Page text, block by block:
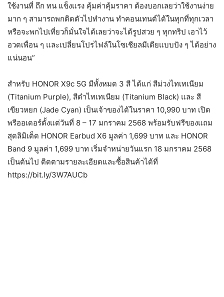
ใช้งานที่ ถึก ทน แข็งแรง คุ้มค่าคุ้มราคา ต้องบอกเลยว่าใช้งานง่าย
มาก ๆ สามารถพกติดตัวไปทำงาน ทำคอนเทนต์ได้ในทุกที่ทุกเวลา
หรือจะพกไปเที่ยวก็มั่นใจได้เลยว่าจะได้รูปสวย ๆ ทุกทริป เอาไว้
อวดเพื่อน ๆ และเปลี่ยนโปรไฟล์ในโซเชียลมีเดียแบบปัง ๆ ได้อย่าง
แน่นอน”
สำหรับ HONOR X9c 5G มีทั้งหมด 3 สี ได้แก่ สีม่วงไทเทเนียม
(Titanium Purple), สีดำไทเทเนียม (Titanium Black) และ สี
เขียวหยก (Jade Cyan) เป็นเจ้าของได้ในราคา 10,990 บาท เปิด
พรีออเดอร์ตั้งแต่วันที่ 8 – 17 มกราคม 2568 พร้อมรับฟรีของแถม
สุดลิมิเต็ด HONOR Earbud X6 มูลค่า 1,699 บาท และ HONOR
Band 9 มูลค่า 1,699 บาท เริ่มจำหน่ายวันแรก 18 มกราคม 2568
เป็นต้นไป ติดตามรายละเอียดและซื้อสินค้าได้ที่
https://bit.ly/3W7AUCb